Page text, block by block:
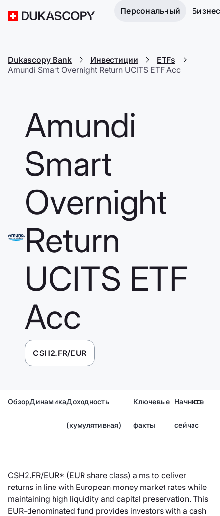
Персональный Бизнес
Dukascopy Bank Инвестиции
ETFs
Amundi Smart Overnight Return UCITS ETF Acc
Amundi
Smart
Overnight
Return
UCITS ETF
Acc
CSH2.FR/EUR
ОбзорДинамикаДоходность
(кумулятивная)
Ключевые
факты
Начните
сейчас
CSH2.FR/EUR* (EUR share class) aims to deliver
returns in line with European money market rates while
maintaining high liquidity and capital preservation. This
EUR-denominated fund provides investors with a cash